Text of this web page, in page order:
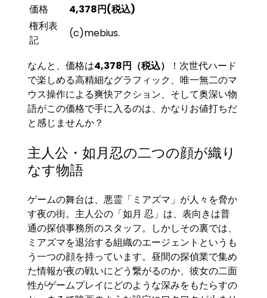
価格
4,378円(税込)
権利表
記
(c)mebius.
なんと、価格は4,378円（税込）
！次世代ハード
で楽しめる高精細なグラフィック、唯一無二のマ
ウス操作による爽快アクション、そして奥深い物
語がこの価格で手に入るのは、かなりお値打ちだ
と感じませんか？
主人公・如月忍の二つの顔が織り
なす物語
ゲームの舞台は、悪霊「ミアズマ」が人々を脅か
す夜の街。主人公の「如月 忍」は、表向きは普
通の探偵事務所のスタッフ。しかしその裏では、
ミアズマを退治する組織のエージェントというも
う一つの顔を持っています。昼間の探偵業で集め
た情報が夜の戦いにどう繋がるのか、彼女の二面
性がゲームプレイにどのような深みをもたらすの